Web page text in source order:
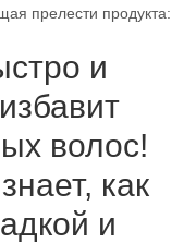
прелести продукта:
и
волос!
как
и